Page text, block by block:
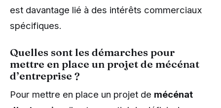
est davantage lié à des intérêts commerciaux
spécifiques.
Quelles sont les démarches pour
mettre en place un projet de mécénat
d’entreprise ?
Pour mettre en place un projet de mécénat